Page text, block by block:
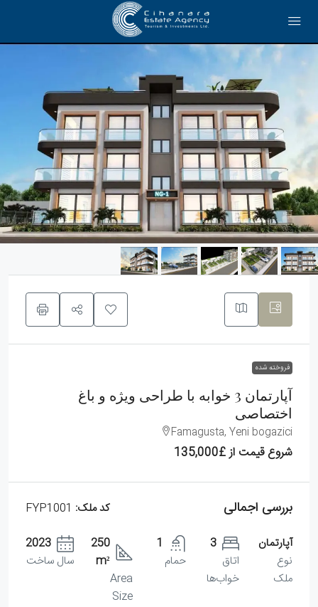
فروخته شده
آپارتمان 3 خوابه با طراحی ویژه و باغ
اختصاصی
Famagusta, Yeni bogazici
شروع قیمت از£135,000
بررسی اجمالی کد ملک:
آپارتمان
نوع
ملک
3
اتاق
خواب‌ها
1
حمام
250
m²
Area
Size
2023
سال ساخت